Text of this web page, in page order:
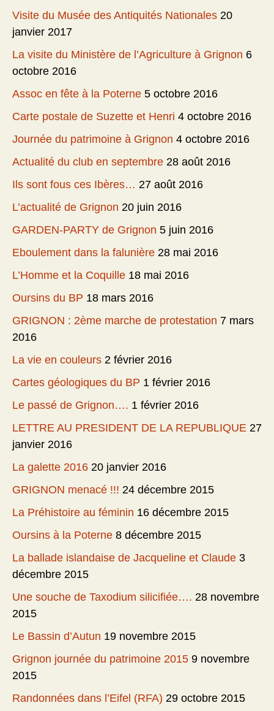
Visite du Musée des Antiquités Nationales 20
janvier 2017
La visite du Ministère de l’Agriculture à Grignon 6
octobre 2016
Assoc en fête à la Poterne 5 octobre 2016
Carte postale de Suzette et Henri 4 octobre 2016
Journée du patrimoine à Grignon 4 octobre 2016
Actualité du club en septembre 28 août 2016
Ils sont fous ces Ibères… 27 août 2016
L’actualité de Grignon 20 juin 2016
GARDEN-PARTY de Grignon 5 juin 2016
Eboulement dans la falunière 28 mai 2016
L’Homme et la Coquille 18 mai 2016
Oursins du BP 18 mars 2016
GRIGNON : 2ème marche de protestation 7 mars
2016
La vie en couleurs 2 février 2016
Cartes géologiques du BP 1 février 2016
Le passé de Grignon…. 1 février 2016
LETTRE AU PRESIDENT DE LA REPUBLIQUE 27
janvier 2016
La galette 2016 20 janvier 2016
GRIGNON menacé !!! 24 décembre 2015
La Préhistoire au féminin 16 décembre 2015
Oursins à la Poterne 8 décembre 2015
La ballade islandaise de Jacqueline et Claude 3
décembre 2015
Une souche de Taxodium silicifiée…. 28 novembre
2015
Le Bassin d’Autun 19 novembre 2015
Grignon journée du patrimoine 2015 9 novembre
2015
Randonnées dans l’Eifel (RFA) 29 octobre 2015